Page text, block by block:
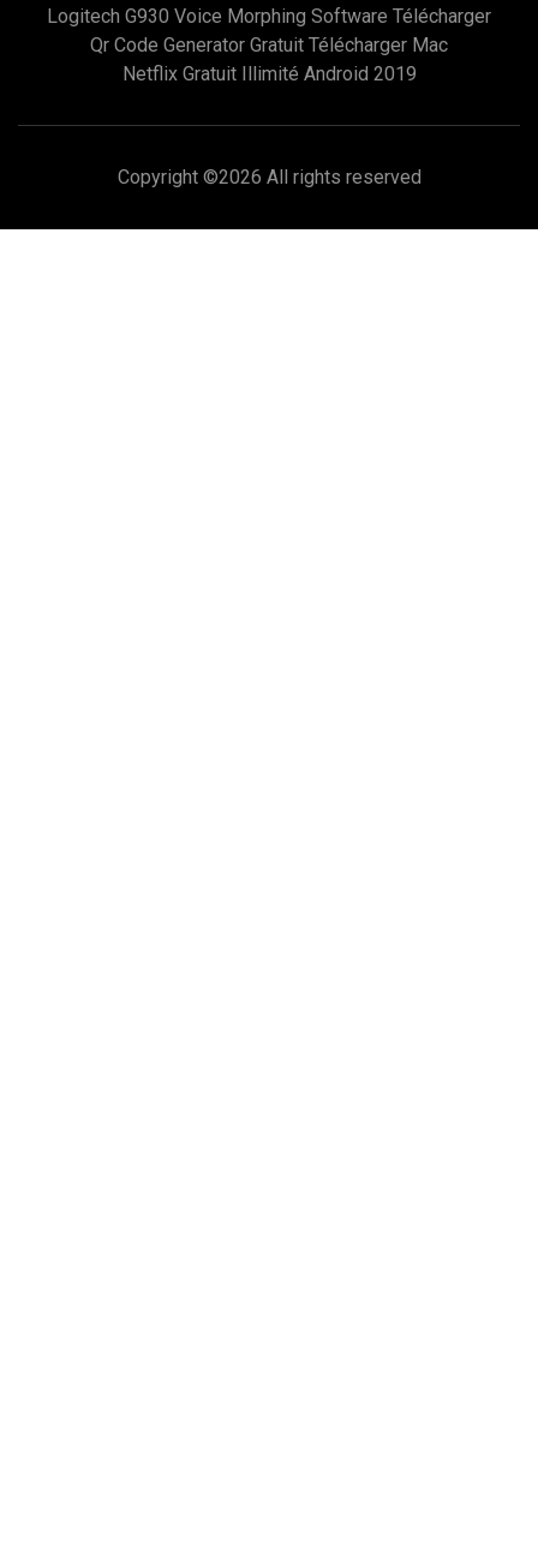
Logitech G930 Voice Morphing Software Télécharger
Qr Code Generator Gratuit Télécharger Mac
Netflix Gratuit Illimité Android 2019
Copyright ©2026 All rights reserved